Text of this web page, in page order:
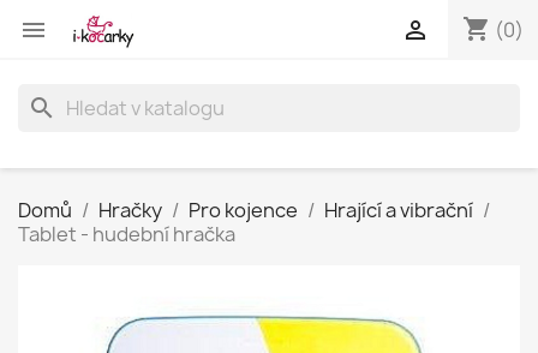
 shopping_cart (0)

search
Domů Hračky Pro kojence
Hrající a vibrační
Tablet - hudební hračka